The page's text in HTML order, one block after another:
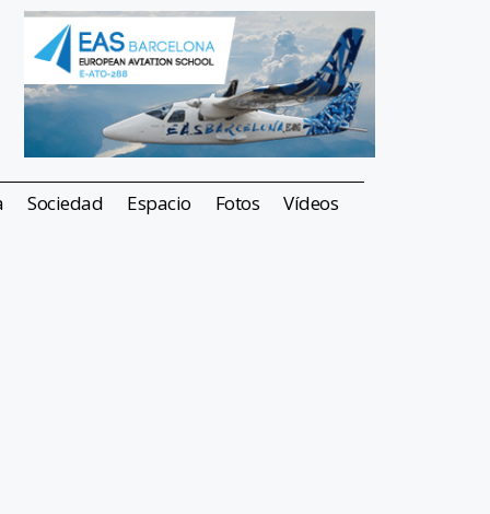
Sociedad Espacio Fotos Vídeos